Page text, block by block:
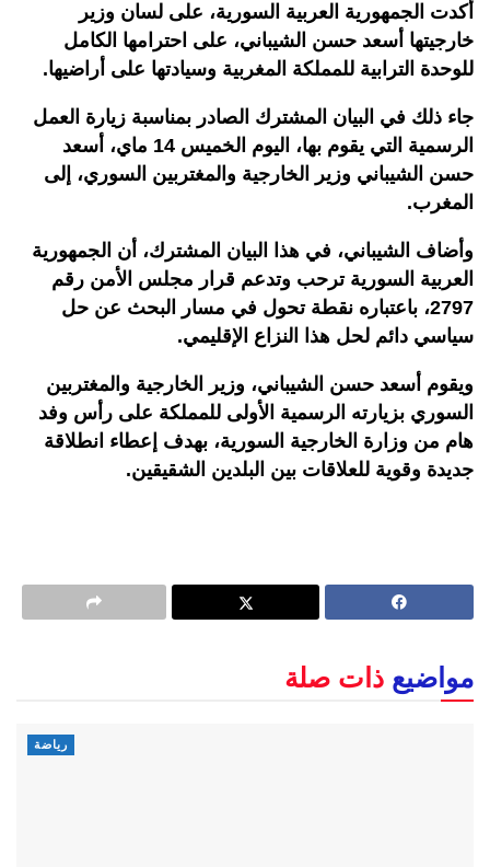
أكدت الجمهورية العربية السورية، على لسان وزير
خارجيتها أسعد حسن الشيباني، على احترامها الكامل
للوحدة الترابية للمملكة المغربية وسيادتها على أراضيها.
جاء ذلك في البيان المشترك الصادر بمناسبة زيارة العمل
الرسمية التي يقوم بها، اليوم الخميس 14 ماي، أسعد
حسن الشيباني وزير الخارجية والمغتربين السوري، إلى
المغرب.
وأضاف الشيباني، في هذا البيان المشترك، أن الجمهورية
العربية السورية ترحب وتدعم قرار مجلس الأمن رقم
2797، باعتباره نقطة تحول في مسار البحث عن حل
سياسي دائم لحل هذا النزاع الإقليمي.
ويقوم أسعد حسن الشيباني، وزير الخارجية والمغتربين
السوري بزيارته الرسمية الأولى للمملكة على رأس وفد
هام من وزارة الخارجية السورية، بهدف إعطاء انطلاقة
جديدة وقوية للعلاقات بين البلدين الشقيقين.
مواضيع ذات صلة
رياضة